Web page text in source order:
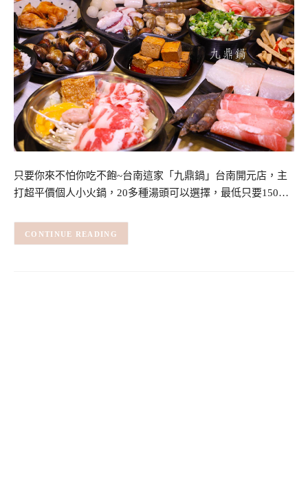
只要你來不怕你吃不飽~台南這家「九鼎鍋」台南開元店，主
打超平價個人小火鍋，20多種湯頭可以選擇，最低只要150…
CONTINUE READING